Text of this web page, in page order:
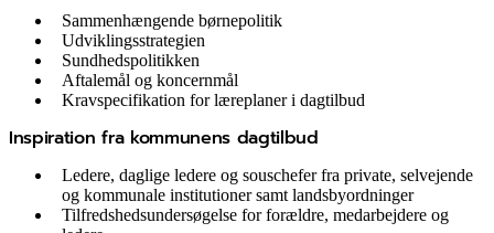
Sammenhængende børnepolitik
Udviklingsstrategien
Sundhedspolitikken
Aftalemål og koncernmål
Kravspecifikation for læreplaner i dagtilbud
Inspiration fra kommunens dagtilbud
Ledere, daglige ledere og souschefer fra private, selvejende
og kommunale institutioner samt landsbyordninger
Tilfredshedsundersøgelse for forældre, medarbejdere og